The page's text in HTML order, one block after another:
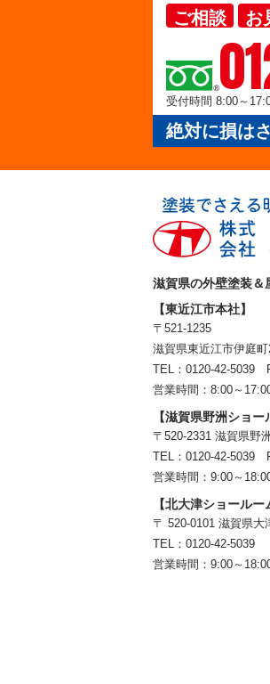
ご相談 お
受付時間 8:00～
絶対に損は
滋賀県の外壁塗装＆
【東近江市本社】
〒521-1235
滋賀県東近江市伊庭町
TEL：0120-42-5039
営業時間：8:00～
【滋賀県野洲ショー
〒520-2331 滋賀県野
TEL： 0120-42-5039
営業時間：9:00～
【北大津ショールー
〒 520-0101 滋賀県大
TEL： 0120-42-5039
営業時間：9:00～